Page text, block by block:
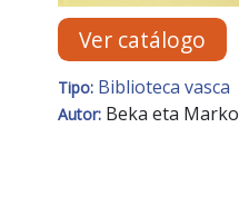
Ver catálogo
Tipo: Biblioteca vasca
Autor: Beka eta Marko